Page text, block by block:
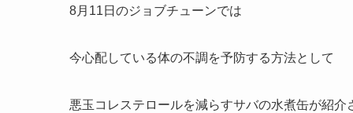
8月11日のジョブチューンでは
今心配している体の不調を予防する方法として
悪玉コレステロールを減らすサバの水煮缶が紹介